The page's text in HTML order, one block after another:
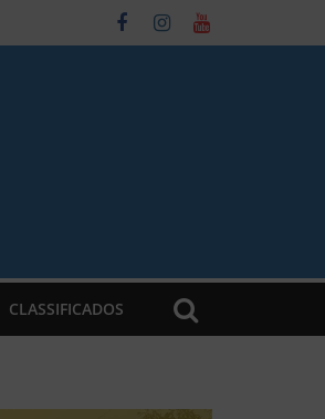
CLASSIFICADOS